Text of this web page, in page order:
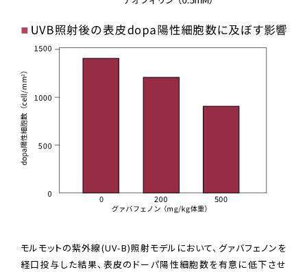
モルモットの紫外線(UV-B)照射モデルにおいて、グァバフェノンを
経口投与した結果、表皮のドーパ陽性細胞数を有意に低下させ